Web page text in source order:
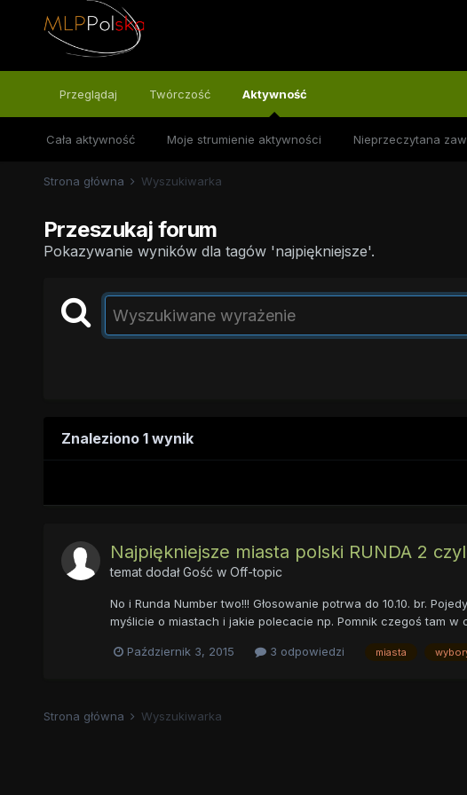
Przeglądaj Twórczość Aktywność
Cała aktywność Moje strumienie aktywności Nieprzeczytana
Strona główna Wyszukiwarka
Przeszukaj forum
Pokazywanie wyników dla tagów 'najpiękniejsze'.
Znaleziono 1 wynik
Najpiękniejsze miasta polski RUNDA 2
temat dodał Gość w Off-topic
No i Runda Number two!!! Głosowanie potrwa do 10.10. br.
myślicie o miastach i jakie polecacie np. Pomnik czegoś tam w
Październik 3, 2015 3 odpowiedzi miasta
Strona główna Wyszukiwarka